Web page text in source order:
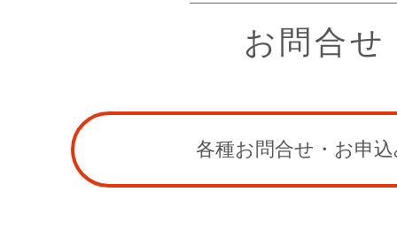
お問合せ
各種お問合せ・お申